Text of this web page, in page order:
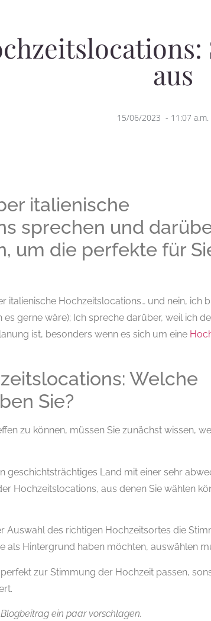
aus
15/06/2023 - 11:07 a.m.
italienische
sprechen und
um die perfekte für
italienische Hochzeitslocations… und nein, ich
gerne wäre); Ich spreche darüber, weil ich
ist, besonders wenn es sich um eine
Welche
Sie?
zu können, müssen Sie zunächst wissen,
geschichtsträchtiges Land mit einer sehr
Hochzeitslocations, aus denen Sie wählen
Auswahl des richtigen Hochzeitsortes die
als Hintergrund haben möchten, auswählen
zur Stimmung der Hochzeit passen,
ein paar vorschlagen.